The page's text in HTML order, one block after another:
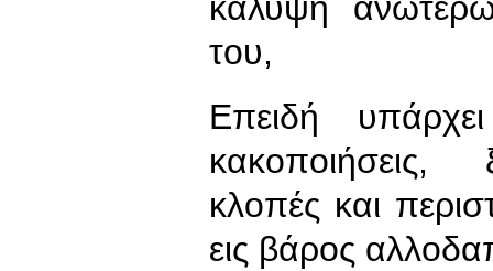
του,
Επειδή
κακοποιήσεις,
κλοπές και
εις βάρος